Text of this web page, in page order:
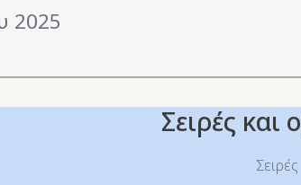
2025
Σειρές και
Σειρές